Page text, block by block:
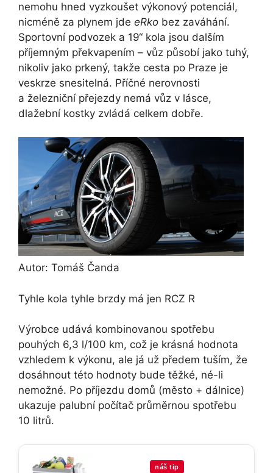
nemohu hned vyzkoušet výkonový potenciál,
nicméně za plynem jde eRko bez zaváhání.
Sportovní podvozek a 19“ kola jsou dalším
příjemným překvapením – vůz působí jako tuhý,
nikoliv jako prkený, takže cesta po Praze je
veskrze snesitelná. Příčné nerovnosti
a železniční přejezdy nemá vůz v lásce,
dlažební kostky zvládá celkem dobře.
Autor: Tomáš Čanda
Tyhle kola tyhle brzdy má jen RCZ R
Výrobce udává kombinovanou spotřebu
pouhých 6,3 l/100 km, což je krásná hodnota
vzhledem k výkonu, ale já už předem tuším, že
dosáhnout této hodnoty bude těžké, né-li
nemožné. Po příjezdu domů (město + dálnice)
ukazuje palubní počítač průměrnou spotřebu
10 litrů.
náš tip